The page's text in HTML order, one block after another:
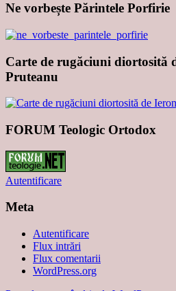
Ne vorbește Părintele Porfirie
Carte de rugăciuni diortosită
Pruteanu
FORUM Teologic Ortodox
Autentificare
Meta
Autentificare
Flux intrări
Flux comentarii
WordPress.org